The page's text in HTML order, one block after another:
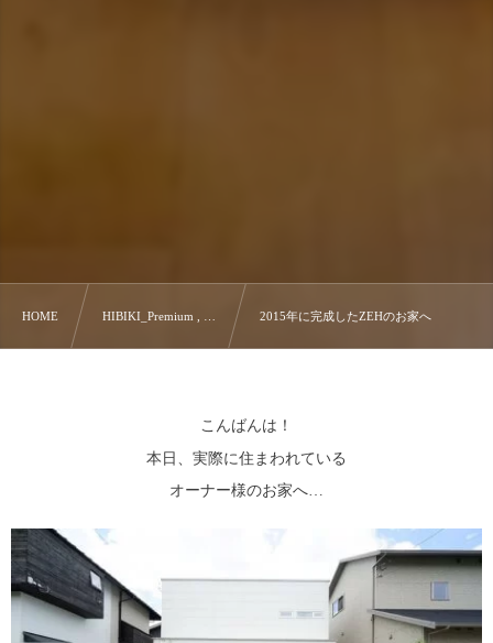
HOME HIBIKI_Premium , … 2015年に完成したZEHのお家へ
こんばんは！
本日、実際に住まわれている
オーナー様のお家へ…